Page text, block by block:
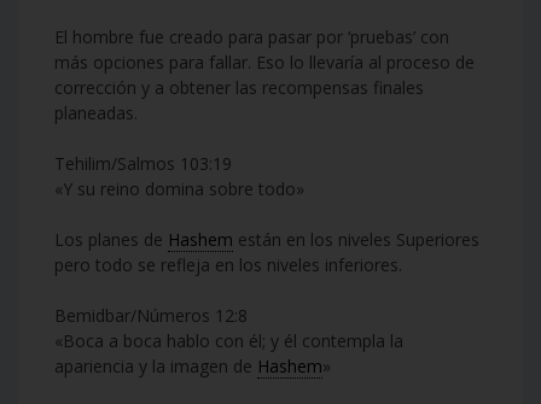
El hombre fue creado para pasar por ‘pruebas’ con
más opciones para fallar. Eso lo llevaría al proceso de
corrección y a obtener las recompensas finales
planeadas.
Tehilim/Salmos 103:19
«Y su reino domina sobre todo»
Los planes de Hashem están en los niveles Superiores
pero todo se refleja en los niveles inferiores.
Bemidbar/Números 12:8
«Boca a boca hablo con él; y él contempla la
apariencia y la imagen de Hashem»